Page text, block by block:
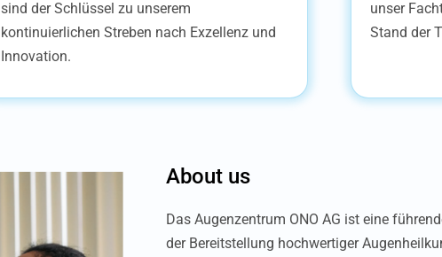
sind der Schlüssel zu unserem
kontinuierlichen Streben nach Exzellenz und
Innovation.
unser
Stand der
About us
Das Augenzentrum ONO AG ist eine
der Bereitstellung hochwertiger